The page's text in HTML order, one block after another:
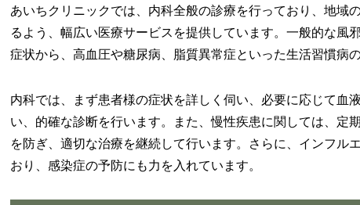
あいちクリニックでは、内科全般の診療を行っており、地域
るよう、幅広い医療サービスを提供しています。一般的な風
症状から、高血圧や糖尿病、脂質異常症といった生活習慣病
内科では、まず患者様の症状を詳しく伺い、必要に応じて血
い、的確な診断を行います。また、慢性疾患に関しては、定
を防ぎ、適切な治療を継続して行います。さらに、インフル
おり、感染症の予防にも力を入れています。